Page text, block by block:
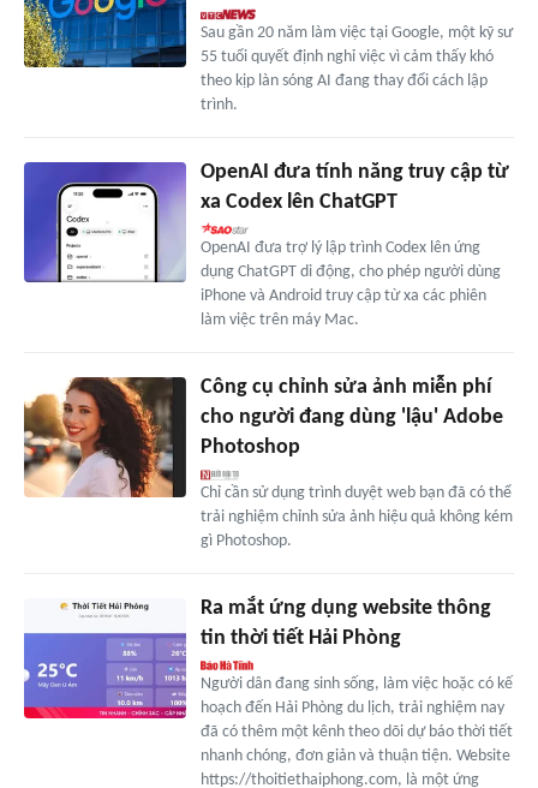
Sau gần 20 năm làm việc tại Google, một kỹ sư
55 tuổi quyết định nghỉ việc vì cảm thấy khó
theo kịp làn sóng AI đang thay đổi cách lập
trình.
OpenAI đưa tính năng truy cập từ
xa Codex lên ChatGPT
OpenAI đưa trợ lý lập trình Codex lên ứng
dụng ChatGPT di động, cho phép người dùng
iPhone và Android truy cập từ xa các phiên
làm việc trên máy Mac.
Công cụ chỉnh sửa ảnh miễn phí
cho người đang dùng 'lậu' Adobe
Photoshop
Chỉ cần sử dụng trình duyệt web bạn đã có thể
trải nghiệm chỉnh sửa ảnh hiệu quả không kém
gì Photoshop.
Ra mắt ứng dụng website thông
tin thời tiết Hải Phòng
Người dân đang sinh sống, làm việc hoặc có kế
hoạch đến Hải Phòng du lịch, trải nghiệm nay
đã có thêm một kênh theo dõi dự báo thời tiết
nhanh chóng, đơn giản và thuận tiện. Website
https://thoitiethaiphong.com, là một ứng